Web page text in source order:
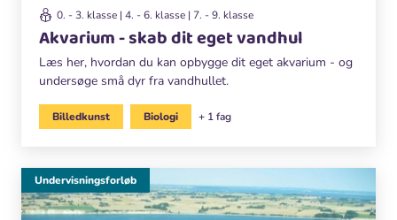
0. - 3. klasse | 4. - 6. klasse | 7. - 9. klasse
Akvarium - skab dit eget vandhul
Læs her, hvordan du kan opbygge dit eget akvarium - og
undersøge små dyr fra vandhullet.
Billedkunst Biologi + 1 fag
Undervisningsforløb